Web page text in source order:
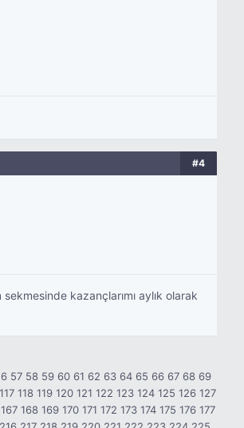
#4
kazançlarımı aylık olarak
57 58 59 60 61 62 63 64 65 66 67 68 69
117 118 119 120 121 122 123 124 125 126 127
167 168 169 170 171 172 173 174 175 176 177